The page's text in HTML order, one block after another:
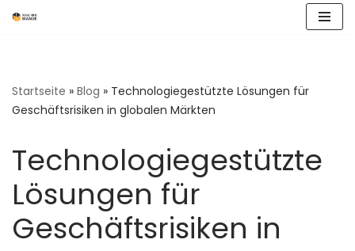
Startseite » Blog » Technologiegestützte Lösungen für
Geschäftsrisiken in globalen Märkten
Technologiegestützte
Lösungen für
Geschäftsrisiken in